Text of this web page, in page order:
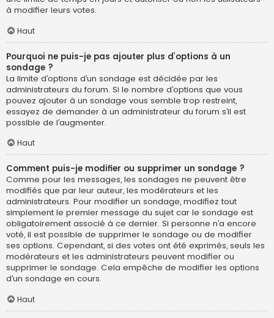
à modifier leurs votes.
Haut
Pourquoi ne puis-je pas ajouter plus d’options à un
sondage ?
La limite d’options d’un sondage est décidée par les
administrateurs du forum. Si le nombre d’options que vous
pouvez ajouter à un sondage vous semble trop restreint,
essayez de demander à un administrateur du forum s’il est
possible de l’augmenter.
Haut
Comment puis-je modifier ou supprimer un sondage ?
Comme pour les messages, les sondages ne peuvent être
modifiés que par leur auteur, les modérateurs et les
administrateurs. Pour modifier un sondage, modifiez tout
simplement le premier message du sujet car le sondage est
obligatoirement associé à ce dernier. Si personne n’a encore
voté, il est possible de supprimer le sondage ou de modifier
ses options. Cependant, si des votes ont été exprimés, seuls les
modérateurs et les administrateurs peuvent modifier ou
supprimer le sondage. Cela empêche de modifier les options
d’un sondage en cours.
Haut